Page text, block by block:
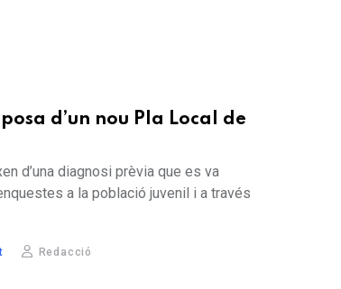
d’un nou Pla Local de
d’una diagnosi prèvia que es va
a la població juvenil i a través
Redacció